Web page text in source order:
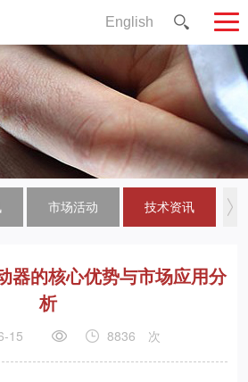
English
市场活动 技术资讯
器的核心优势与市场应用分
析
15 8836 次